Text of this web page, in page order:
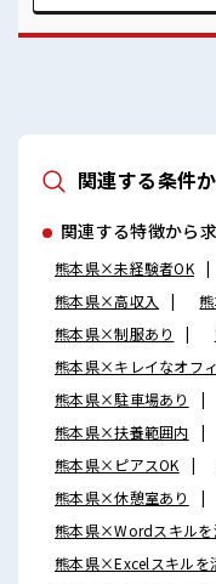
関連する条件
関連する特徴から
熊本県×未経験者OK
熊本県×高収入
熊本県×制服あり
熊本県×キレイなオフ
熊本県×駐車場あり
熊本県×扶養範囲内
熊本県×ピアスOK
熊本県×休憩室あり
熊本県×Wordスキルを
熊本県×Excelスキルを